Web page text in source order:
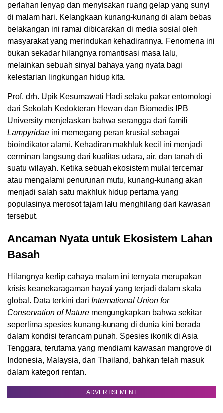
perlahan lenyap dan menyisakan ruang gelap yang sunyi
di malam hari. Kelangkaan kunang-kunang di alam bebas
belakangan ini ramai dibicarakan di media sosial oleh
masyarakat yang merindukan kehadirannya. Fenomena ini
bukan sekadar hilangnya romantisasi masa lalu,
melainkan sebuah sinyal bahaya yang nyata bagi
kelestarian lingkungan hidup kita.
Prof. drh. Upik Kesumawati Hadi selaku pakar entomologi
dari Sekolah Kedokteran Hewan dan Biomedis IPB
University menjelaskan bahwa serangga dari famili
Lampyridae ini memegang peran krusial sebagai
bioindikator alami. Kehadiran makhluk kecil ini menjadi
cerminan langsung dari kualitas udara, air, dan tanah di
suatu wilayah. Ketika sebuah ekosistem mulai tercemar
atau mengalami penurunan mutu, kunang-kunang akan
menjadi salah satu makhluk hidup pertama yang
populasinya merosot tajam lalu menghilang dari kawasan
tersebut.
Ancaman Nyata untuk Ekosistem Lahan
Basah
Hilangnya kerlip cahaya malam ini ternyata merupakan
krisis keanekaragaman hayati yang terjadi dalam skala
global. Data terkini dari International Union for
Conservation of Nature mengungkapkan bahwa sekitar
seperlima spesies kunang-kunang di dunia kini berada
dalam kondisi terancam punah. Spesies ikonik di Asia
Tenggara, terutama yang mendiami kawasan mangrove di
Indonesia, Malaysia, dan Thailand, bahkan telah masuk
dalam kategori rentan.
ADVERTISEMENT